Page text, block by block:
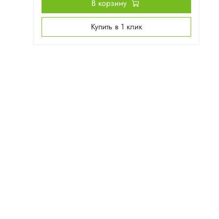
В корзину
Купить в 1 клик